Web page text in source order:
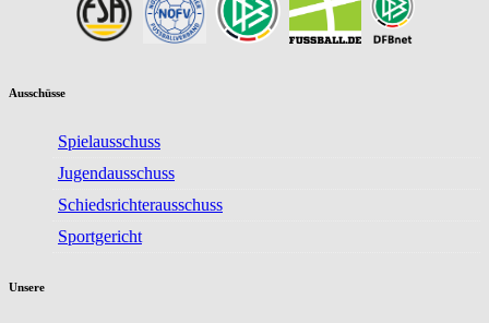
Ausschüsse
Spielausschuss
Jugendausschuss
Schiedsrichterausschuss
Sportgericht
Unsere